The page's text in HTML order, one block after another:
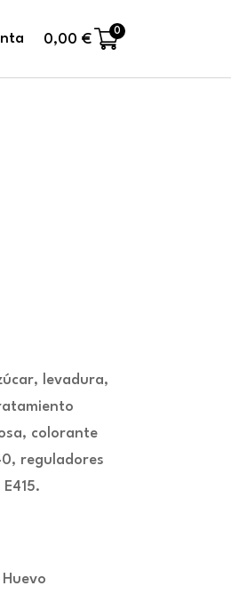
0,00 €
0
levadura,
colorante
reguladores